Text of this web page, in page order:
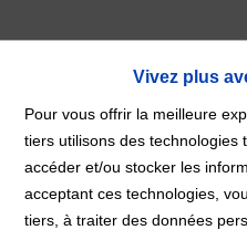
Vivez plus
Pour vous offrir la meilleure
tiers utilisons des technologies
accéder et/ou stocker les
acceptant ces technologies,
tiers, à traiter des données
Accueil